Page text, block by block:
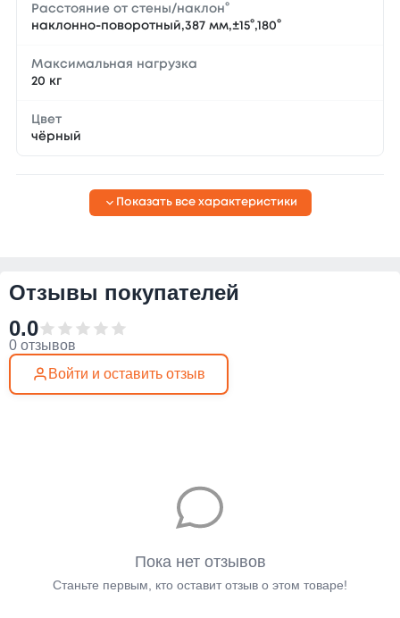
Расстояние от стены/наклон°
наклонно-поворотный,387 мм,±15°,180°
Максимальная нагрузка
20 кг
Цвет
чёрный
Показать все характеристики
Отзывы покупателей
0.0
0 отзывов
Войти и оставить отзыв
Пока нет отзывов
Станьте первым, кто оставит отзыв о этом товаре!